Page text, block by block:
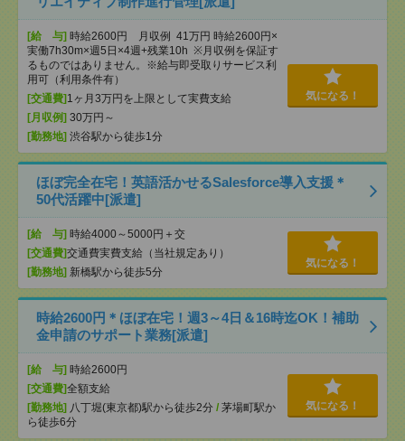
[給 与] 時給2600円 月収例 41万円 時給2600円×
実働7h30m×週5日×4週+残業10h ※月収例を保証す
るものではありません。※給与即受取りサービス利
用可（利用条件有）
[交通費] 1ヶ月3万円を上限として実費支給
[月収例] 30万円～
[勤務地] 渋谷駅から徒歩1分
気になる！
ほぼ完全在宅！英語活かせるSalesforce導入支援＊
50代活躍中[派遣]
[給 与] 時給4000～5000円＋交
[交通費]交通費実費支給（当社規定あり）
[勤務地] 新橋駅から徒歩5分
気になる！
時給2600円＊ほぼ在宅！週3～4日＆16時迄OK！補助
金申請のサポート業務[派遣]
[給 与] 時給2600円
[交通費]全額支給
[勤務地] 八丁堀(東京都)駅から徒歩2分 / 茅場町駅か
ら徒歩6分
気になる！